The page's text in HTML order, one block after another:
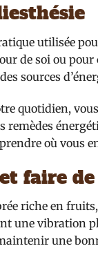
utilisée
de soi ou
sources
quotidien,
remèdes
où vous
faire de
riche en
une vibration
une